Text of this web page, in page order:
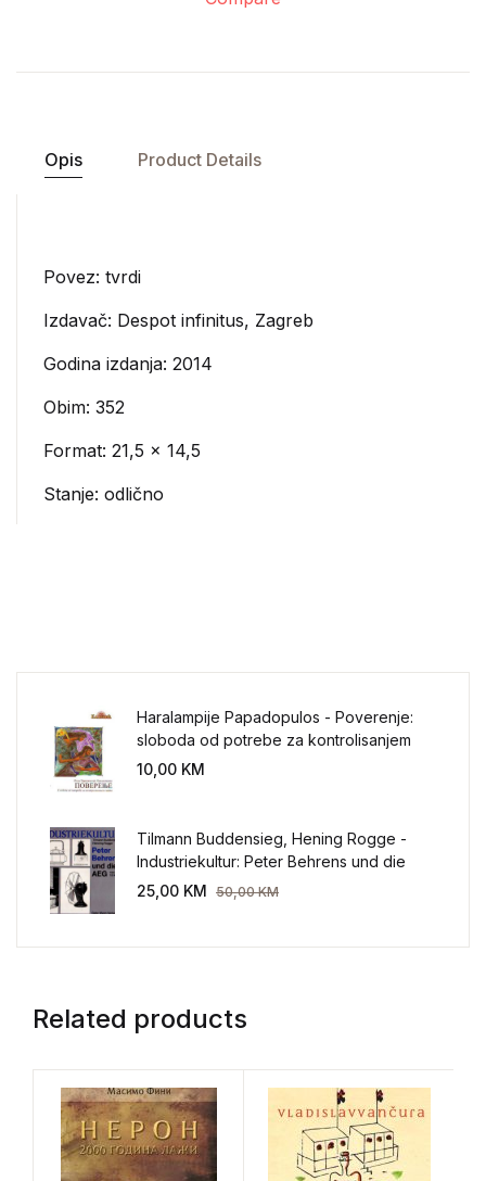
Opis Product Details
Povez: tvrdi
Izdavač: Despot infinitus, Zagreb
Godina izdanja: 2014
Obim: 352
Format: 21,5 x 14,5
Stanje: odlično
Haralampije Papadopulos - Poverenje:
sloboda od potrebe za kontrolisanjem
sveta
10,00 KM
Tilmann Buddensieg, Hening Rogge -
Industriekultur: Peter Behrens und die
AEG 1907-1914.
25,00 KM 50,00KM
Related products